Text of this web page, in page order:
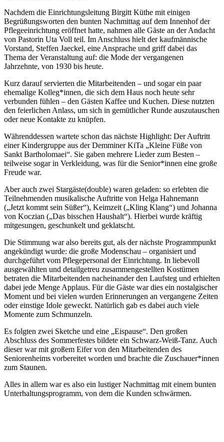
Nachdem die Einrichtungsleitung Birgitt Küthe mit einigen
Begrüßungsworten den bunten Nachmittag auf dem Innenhof der
Pflegeeinrichtung eröffnet hatte, nahmen alle Gäste an der Andacht
von Pastorin Uta Voll teil. Im Anschluss hielt der kaufmännische
Vorstand, Steffen Jaeckel, eine Ansprache und griff dabei das
Thema der Veranstaltung auf: die Mode der vergangenen
Jahrzehnte, von 1930 bis heute.
Kurz darauf servierten die Mitarbeitenden – und sogar ein paar
ehemalige Kolleg*innen, die sich dem Haus noch heute sehr
verbunden fühlen – den Gästen Kaffee und Kuchen. Diese nutzten
den feierlichen Anlass, um sich in gemütlicher Runde auszutauschen
oder neue Kontakte zu knüpfen.
Währenddessen wartete schon das nächste Highlight: Der Auftritt
einer Kindergruppe aus der Demminer KiTa „Kleine Füße von
Sankt Bartholomaei“. Sie gaben mehrere Lieder zum Besten –
teilweise sogar in Verkleidung, was für die Senior*innen eine große
Freude war.
Aber auch zwei Stargäste(double) waren geladen: so erlebten die
Teilnehmenden musikalische Auftritte von Helga Hahnemann
(„Jetzt kommt sein Süßer“), Keimzeit („Kling Klang“) und Johanna
von Koczian („Das bisschen Haushalt“). Hierbei wurde kräftig
mitgesungen, geschunkelt und geklatscht.
Die Stimmung war also bereits gut, als der nächste Programmpunkt
angekündigt wurde: die große Modenschau – organisiert und
durchgeführt vom Pflegepersonal der Einrichtung. In liebevoll
ausgewählten und detailgetreu zusammengestellten Kostümen
betraten die Mitarbeitenden nacheinander den Laufsteg und erhielten
dabei jede Menge Applaus. Für die Gäste war dies ein nostalgischer
Moment und bei vielen wurden Erinnerungen an vergangene Zeiten
oder einstige Idole geweckt. Natürlich gab es dabei auch viele
Momente zum Schmunzeln.
Es folgten zwei Sketche und eine „Eispause“. Den großen
Abschluss des Sommerfestes bildete ein Schwarz-Weiß-Tanz. Auch
dieser war mit großem Eifer von den Mitarbeitenden des
Seniorenheims vorbereitet worden und brachte die Zuschauer*innen
zum Staunen.
Alles in allem war es also ein lustiger Nachmittag mit einem bunten
Unterhaltungsprogramm, von dem die Kunden schwärmen.